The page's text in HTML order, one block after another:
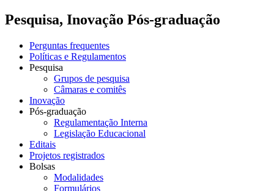
Pesquisa, Inovação Pós-graduação
Perguntas frequentes
Políticas e Regulamentos
Pesquisa
Grupos de pesquisa
Câmaras e comitês
Inovação
Pós-graduação
Regulamentação Interna
Legislação Educacional
Editais
Projetos registrados
Bolsas
Modalidades
Formulários